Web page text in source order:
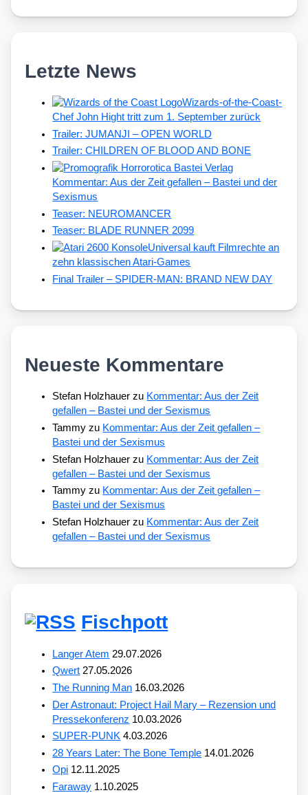
Letzte News
Wizards-of-the-Coast-
Chef John Hight tritt zum 1. September zurück
Trailer: JUMANJI – OPEN WORLD
Trailer: CHILDREN OF BLOOD AND BONE
Kommentar: Aus der Zeit gefallen – Bastei und der
Sexismus
Teaser: NEUROMANCER
Teaser: BLADE RUNNER 2099
Universal kauft Filmrechte an
zehn klassischen Atari-Games
Final Trailer – SPIDER-MAN: BRAND NEW DAY
Neueste Kommentare
Stefan Holzhauer zu Kommentar: Aus der Zeit
gefallen – Bastei und der Sexismus
Tammy zu Kommentar: Aus der Zeit gefallen –
Bastei und der Sexismus
Stefan Holzhauer zu Kommentar: Aus der Zeit
gefallen – Bastei und der Sexismus
Tammy zu Kommentar: Aus der Zeit gefallen –
Bastei und der Sexismus
Stefan Holzhauer zu Kommentar: Aus der Zeit
gefallen – Bastei und der Sexismus
Fischpott
Langer Atem 29.07.2026
Qwert 27.05.2026
The Running Man 16.03.2026
Der Astronaut: Project Hail Mary – Rezension und
Pressekonferenz 10.03.2026
SUPER-PUNK 4.03.2026
28 Years Later: The Bone Temple 14.01.2026
Opi 12.11.2025
Faraway 1.10.2025